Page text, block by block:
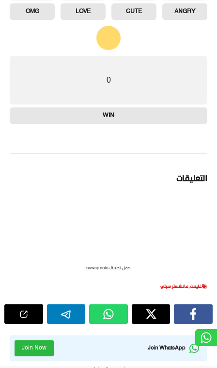
ANGRY
CUTE
LOVE
OMG
0
WIN
التعليقات
حمل تطبيق newspoots
غليمت,مانشستر سيتي
Join WhatsApp
Join Now